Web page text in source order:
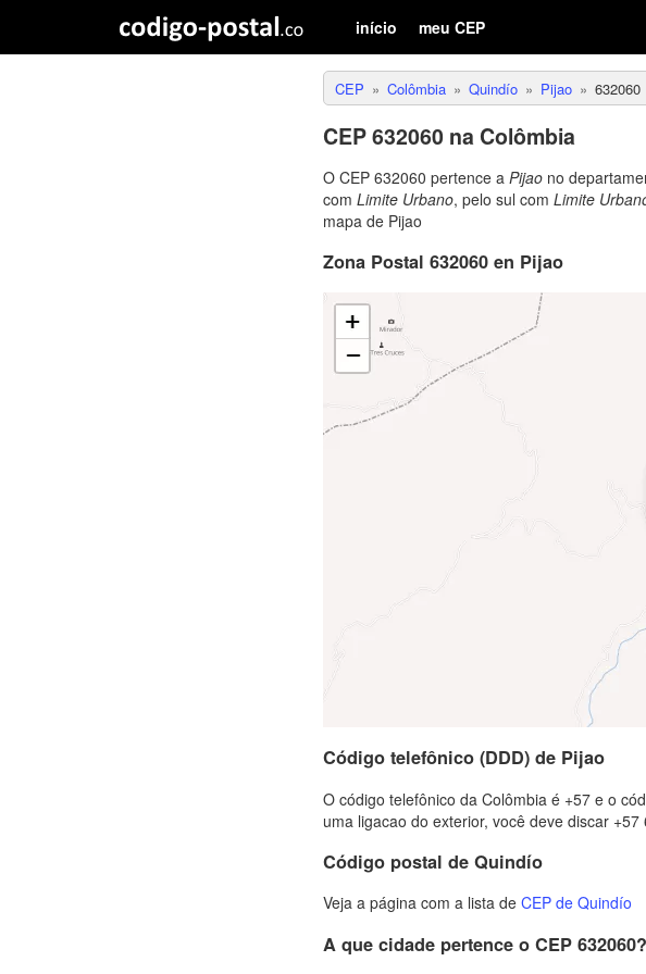
início meu CEP
CEP Colômbia Quindío Pijao 632060
CEP 632060 na Colômbia
O CEP 632060 pertence a Pijao no
com Limite Urbano, pelo sul com Limite
mapa de Pijao
Zona Postal 632060 en Pijao
Código telefônico (DDD) de Pijao
O código telefônico da Colômbia é +57 e o
uma ligacao do exterior, você deve discar +57
Código postal de Quindío
Veja a página com a lista de CEP de Quindío
A que cidade pertence o CEP 632060?